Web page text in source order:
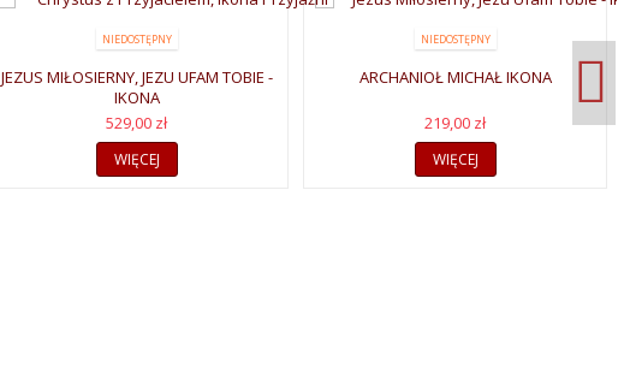
NIEDOSTĘPNY
JEZUS MIŁOSIERNY, JEZU UFAM TOBIE -
IKONA
529,00 zł
WIĘCEJ
NIEDOSTĘPNY
ARCHANIOŁ MICHAŁ IKONA
219,00 zł
WIĘCEJ